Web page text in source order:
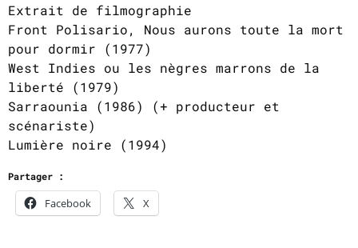
Extrait de filmographie
Front Polisario, Nous aurons toute la mort
pour dormir (1977)
West Indies ou les nègres marrons de la
liberté (1979)
Sarraounia (1986) (+ producteur et
scénariste)
Lumière noire (1994)
Partager :
Facebook X